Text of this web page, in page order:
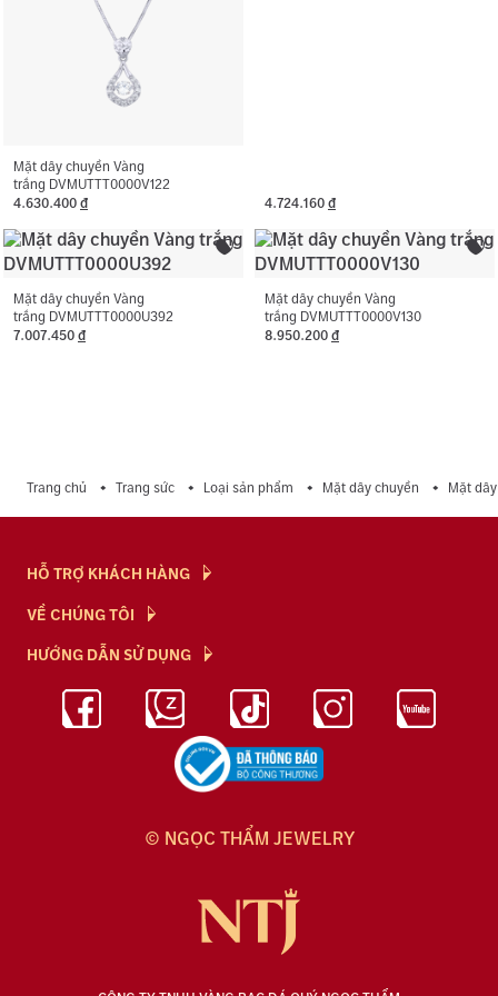
Mặt dây chuyền Vàng
trắng DVMUTTT0000V122
4.630.400 đ 4.724.160 đ
Mặt dây chuyền Vàng
trắng DVMUTTT0000U392
7.007.450 đ
Mặt dây chuyền Vàng
trắng DVMUTTT0000V130
8.950.200 đ
Trang chủ Trang sức Loại sản phẩm Mặt dây chuyền Mặt
HỖ TRỢ KHÁCH HÀNG
Hỏi & Đáp
Chính Sách
Chính Sách Bảo Mật
Bảng Giá Vàng
VỀ CHÚNG TÔI
NTJ Flagship
Cửa hàng
Tuyển Dụng
HƯỚNG DẪN SỬ DỤNG
Bảo Quản Trang Sức
Kiến Thức Kim Cương
© NGỌC THẨM JEWELRY